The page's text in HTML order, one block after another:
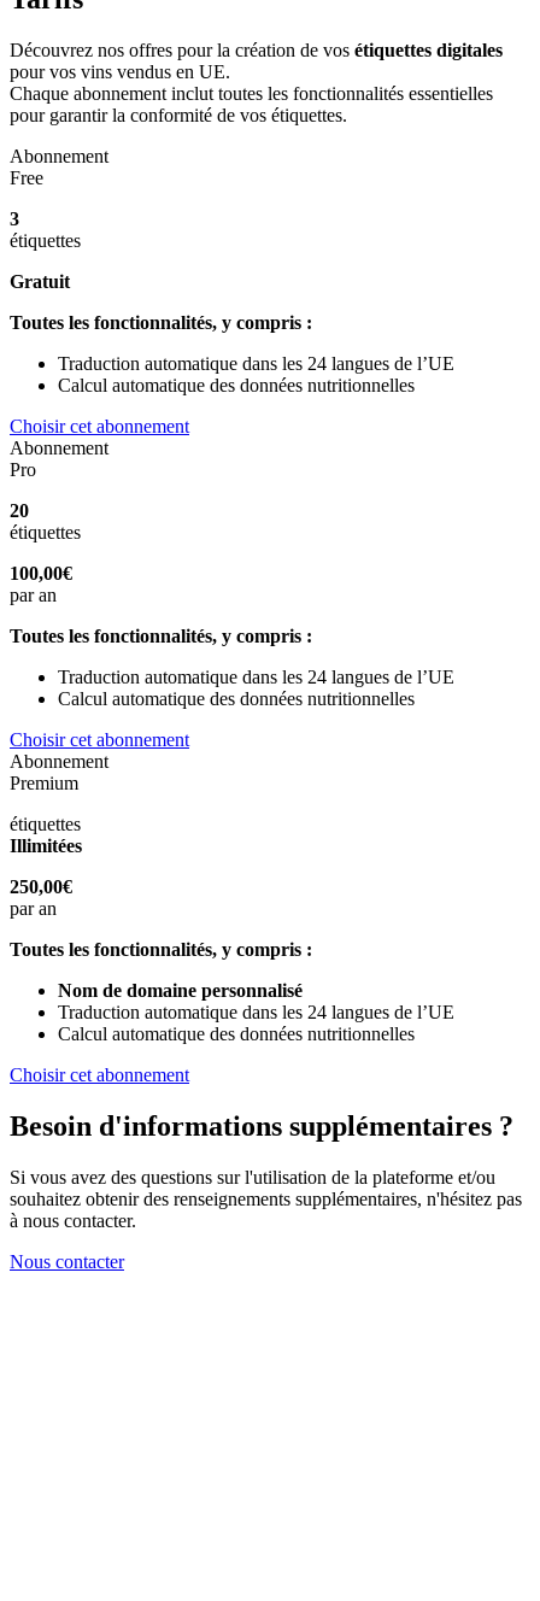
Découvrez nos offres pour la création de vos étiquettes digitales
pour vos vins vendus en UE.
Chaque abonnement inclut toutes les fonctionnalités essentielles
pour garantir la conformité de vos étiquettes.
Abonnement
Free
3
étiquettes
Gratuit
Toutes les fonctionnalités, y compris :
Traduction automatique dans les 24 langues de l’UE
Calcul automatique des données nutritionnelles
Choisir cet abonnement
Abonnement
Pro
20
étiquettes
100,00€
par an
Toutes les fonctionnalités, y compris :
Traduction automatique dans les 24 langues de l’UE
Calcul automatique des données nutritionnelles
Choisir cet abonnement
Abonnement
Premium
étiquettes
Illimitées
250,00€
par an
Toutes les fonctionnalités, y compris :
Nom de domaine personnalisé
Traduction automatique dans les 24 langues de l’UE
Calcul automatique des données nutritionnelles
Choisir cet abonnement
Besoin d'informations supplémentaires ?
Si vous avez des questions sur l'utilisation de la plateforme et/ou
souhaitez obtenir des renseignements supplémentaires, n'hésitez pas
à nous contacter.
Nous contacter